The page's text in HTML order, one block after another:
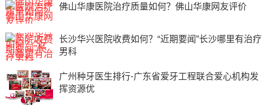
佛山华康医院治疗质量如何？佛山华康网友评价
长沙华兴医院收费如何？“近期要闻”长沙哪里有治疗
男科
广州种牙医生排行-广东省爱牙工程联合爱心机构发
挥资源优